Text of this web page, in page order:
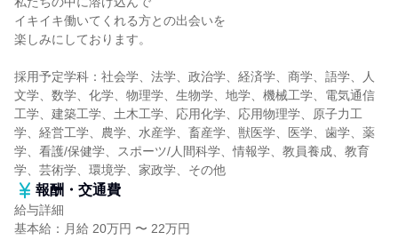
イキイキ働いてくれる方との出会いを
楽しみにしております。
採用予定学科：社会学、法学、政治学、経済学、商学、語学、人
文学、数学、化学、物理学、生物学、地学、機械工学、電気通信
工学、建築工学、土木工学、応用化学、応用物理学、原子力工
学、経営工学、農学、水産学、畜産学、獣医学、医学、歯学、薬
学、看護/保健学、スポーツ/人間科学、情報学、教員養成、教育
学、芸術学、環境学、家政学、その他
報酬・交通費
給与詳細
基本給：月給 20万円 〜 22万円